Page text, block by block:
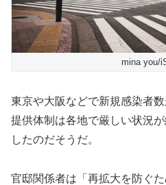
mina you/
東京や大阪などで新規感染者
提供体制 は各地で厳しい状況
したのだそうだ。
官邸関係者は「再拡大を防ぐ